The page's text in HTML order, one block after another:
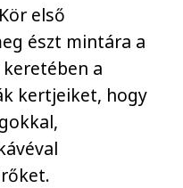
első
észt mintára a
a
kertjeiket, hogy